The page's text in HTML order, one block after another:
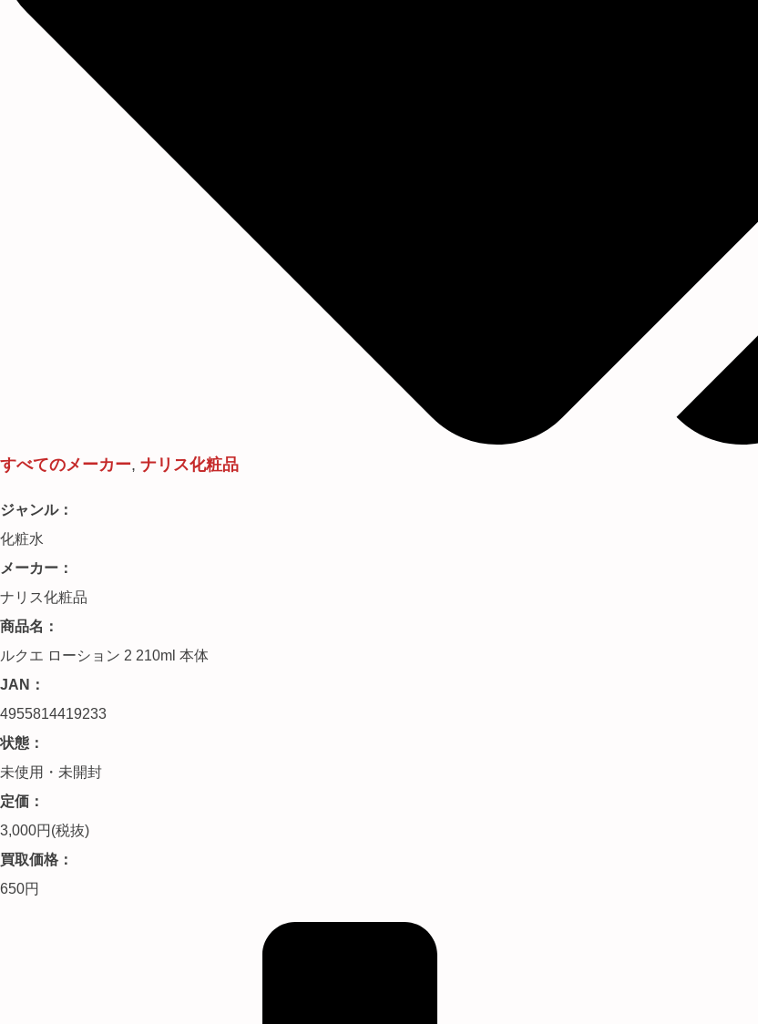
すべてのメーカー, ナリス化粧品
ジャンル：
化粧水
メーカー：
ナリス化粧品
商品名：
ルクエ ローション 2 210ml 本体
JAN：
4955814419233
状態：
未使用・未開封
定価：
3,000円(税抜)
買取価格：
650円